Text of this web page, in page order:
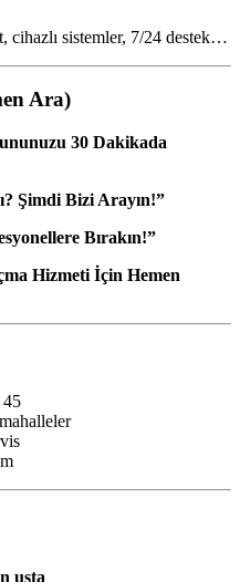
cihazlı sistemler, 7/24 destek…
Ara)
30 Dakikada
Şimdi Bizi Arayın!”
Bırakın!”
Hizmeti İçin Hemen
45
usta